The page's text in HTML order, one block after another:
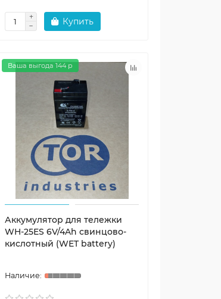
Купить
Ваша выгода 144 р
Аккумулятор для тележки
WH-25ES 6V/4Ah свинцово-
кислотный (WET battery)